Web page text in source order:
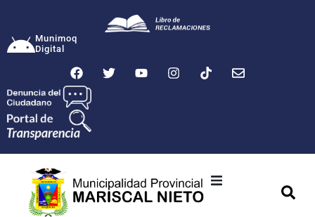
Munimoq
Digital